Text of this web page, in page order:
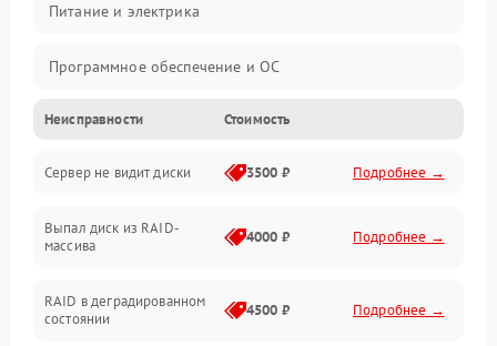
Питание и электрика
Программное обеспечение и ОС
Охлаждение и температура
Материнская плата и процессор
Сеть и коммуникации
Неисправности Стоимость
Сервер не видит диски 3500 ₽ Подробнее →
Выпал диск из RAID-
массива
4000 ₽ Подробнее →
RAID в деградированном
состоянии
4500 ₽ Подробнее →